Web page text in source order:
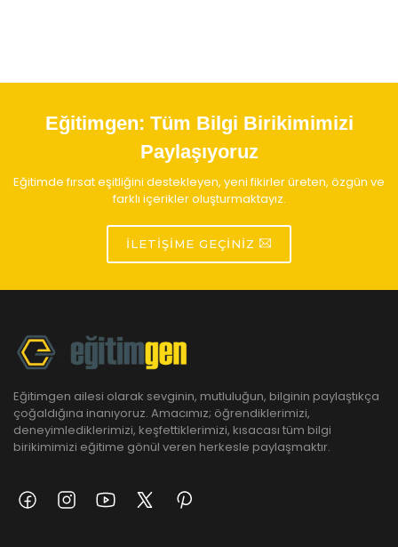
Eğitimgen: Tüm Bilgi Birikimimizi
Paylaşıyoruz
Eğitimde fırsat eşitliğini destekleyen, yeni fikirler üreten, özgün ve
farklı içerikler oluşturmaktayız.
İLETIŞIME GEÇINIZ
Eğitimgen ailesi olarak sevginin, mutluluğun, bilginin paylaştıkça
çoğaldığına inanıyoruz. Amacımız; öğrendiklerimizi,
deneyimlediklerimizi, keşfettiklerimizi, kısacası tüm bilgi
birikimimizi eğitime gönül veren herkesle paylaşmaktır.